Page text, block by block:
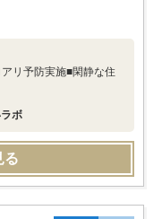
リ予防実施■閑静な住
ボ
る